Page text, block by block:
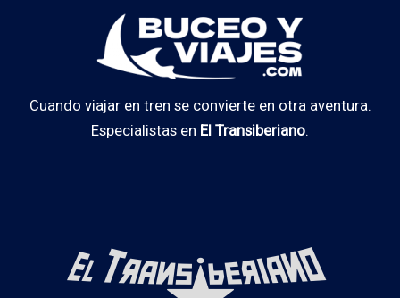
Cuando viajar en tren se convierte en otra aventura.
Especialistas en El Transiberiano.